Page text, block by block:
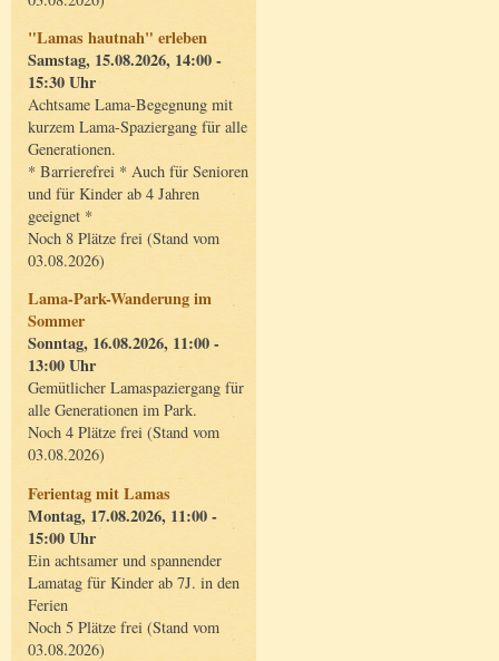
"Lamas hautnah" erleben
Samstag, 15.08.2026, 14:00 -
15:30 Uhr
Achtsame Lama-Begegnung mit
kurzem Lama-Spaziergang für alle
Generationen.
* Barrierefrei * Auch für Senioren
und für Kinder ab 4 Jahren
geeignet *
Noch 8 Plätze frei (Stand vom
03.08.2026)
Lama-Park-Wanderung im
Sommer
Sonntag, 16.08.2026, 11:00 -
13:00 Uhr
Gemütlicher Lamaspaziergang für
alle Generationen im Park.
Noch 4 Plätze frei (Stand vom
03.08.2026)
Ferientag mit Lamas
Montag, 17.08.2026, 11:00 -
15:00 Uhr
Ein achtsamer und spannender
Lamatag für Kinder ab 7J. in den
Ferien
Noch 5 Plätze frei (Stand vom
03.08.2026)